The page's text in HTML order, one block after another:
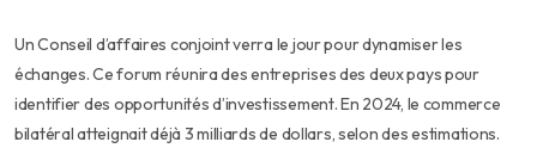
Un Conseil d’affaires conjoint verra le jour pour dynamiser les
échanges. Ce forum réunira des entreprises des deux pays pour
identifier des opportunités d’investissement. En 2024, le commerce
bilatéral atteignait déjà 3 milliards de dollars, selon des estimations.